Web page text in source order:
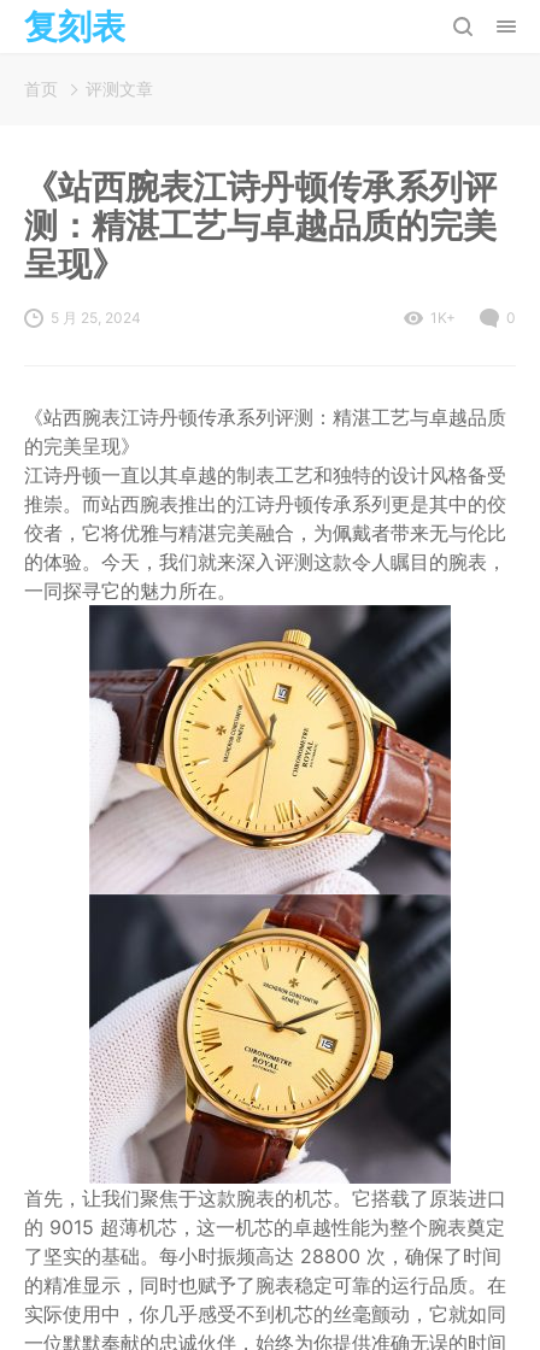
复刻表
首页 评测文章
《站西腕表江诗丹顿传承系列评
测：精湛工艺与卓越品质的完美
呈现》
5 月 25, 2024 1K+ 0
《站西腕表江诗丹顿传承系列评测：精湛工艺与卓越品质
的完美呈现》
江诗丹顿一直以其卓越的制表工艺和独特的设计风格备受
推崇。而站西腕表推出的江诗丹顿传承系列更是其中的佼
佼者，它将优雅与精湛完美融合，为佩戴者带来无与伦比
的体验。今天，我们就来深入评测这款令人瞩目的腕表，
一同探寻它的魅力所在。
首先，让我们聚焦于这款腕表的机芯。它搭载了原装进口
的 9015 超薄机芯，这一机芯的卓越性能为整个腕表奠定
了坚实的基础。每小时振频高达 28800 次，确保了时间
的精准显示，同时也赋予了腕表稳定可靠的运行品质。在
实际使用中，你几乎感受不到机芯的丝毫颤动，它就如同
一位默默奉献的忠诚伙伴，始终为你提供准确无误的时间